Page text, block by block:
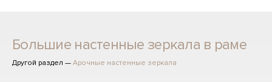
Большие настенные зеркала в раме
Другой раздел — Арочные настенные зеркала